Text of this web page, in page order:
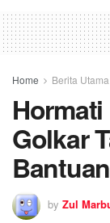
Home Berita Utama
Golkar
by Zul